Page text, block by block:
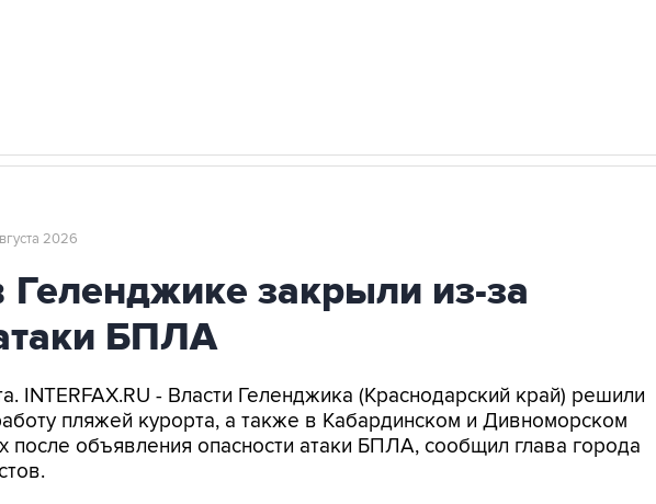
2026
закрыли из-за
БПЛА
INTERFAX.RU - Власти Геленджика (Краснодарский край) решили
пляжей курорта, а также в Кабардинском и Дивноморском
после объявления опасности атаки БПЛА, сообщил глава города